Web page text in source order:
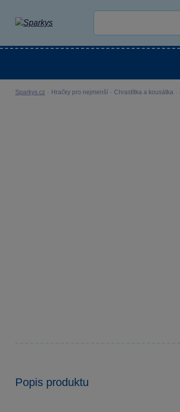
Sparkys.cz · Hračky pro nejmenší · Chrastítka a kousátka ·
Popis produktu